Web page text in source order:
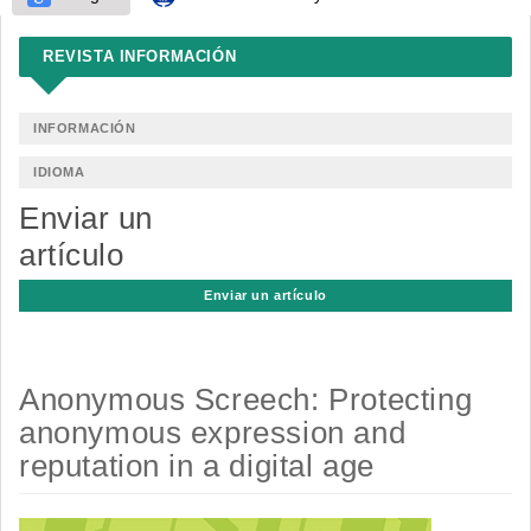
REVISTA INFORMACIÓN
INFORMACIÓN
IDIOMA
Enviar un
artículo
Enviar un artículo
Anonymous Screech: Protecting
anonymous expression and
reputation in a digital age